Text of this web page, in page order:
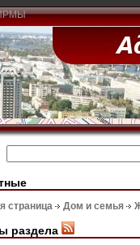
страница Дом и семья
раздела